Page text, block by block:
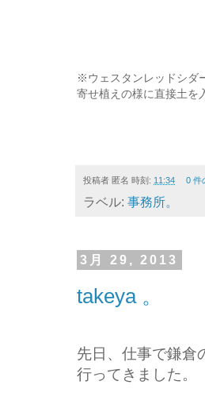
※ウェスタンレッドシダ
寄せ植えの様に直接土を
投稿者 匿名 時刻: 11:34 0 件
ラベル: 事務所。
3月 29, 2013
takeya 。
先日、仕事で鎌倉
行ってきました。